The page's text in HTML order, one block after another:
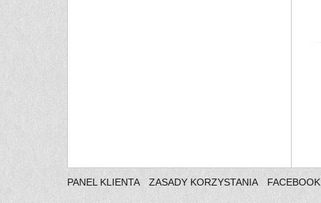
PANEL KLIENTA ZASADY KORZYSTANIA FACEBOOK